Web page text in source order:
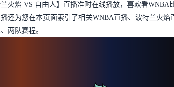
火焰 VS 自由人】直播准时在线播放，喜欢看WNBA
还为您在本页面索引了相关WNBA直播、波特兰火焰
两队赛程。